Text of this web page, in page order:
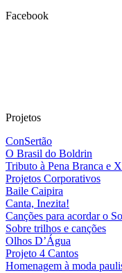
Facebook
Projetos
ConSertão
O Brasil do Boldrin
Tributo à Pena Branca e
Projetos Corporativos
Baile Caipira
Canta, Inezita!
Canções para acordar o
Sobre trilhos e canções
Olhos D’Água
Projeto 4 Cantos
Homenagem à moda